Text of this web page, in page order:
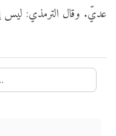
عديّ. وقال الترمذي: ليس